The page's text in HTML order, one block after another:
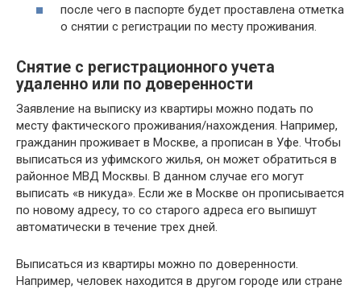
после чего в паспорте будет проставлена отметка
о снятии с регистрации по месту проживания.
Снятие с регистрационного учета
удаленно или по доверенности
Заявление на выписку из квартиры можно подать по
месту фактического проживания/нахождения. Например,
гражданин проживает в Москве, а прописан в Уфе. Чтобы
выписаться из уфимского жилья, он может обратиться в
районное МВД Москвы. В данном случае его могут
выписать «в никуда». Если же в Москве он прописывается
по новому адресу, то со старого адреса его выпишут
автоматически в течение трех дней.
Выписаться из квартиры можно по доверенности.
Например, человек находится в другом городе или стране